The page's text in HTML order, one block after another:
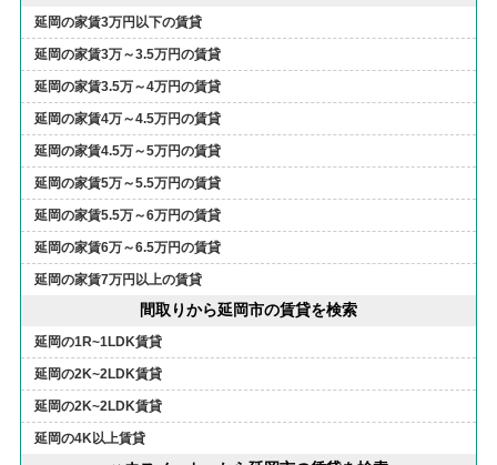
延岡の家賃3万円以下の賃貸
延岡の家賃3万～3.5万円の賃貸
延岡の家賃3.5万～4万円の賃貸
延岡の家賃4万～4.5万円の賃貸
延岡の家賃4.5万～5万円の賃貸
延岡の家賃5万～5.5万円の賃貸
延岡の家賃5.5万～6万円の賃貸
延岡の家賃6万～6.5万円の賃貸
延岡の家賃7万円以上の賃貸
間取りから延岡市の賃貸を検索
延岡の1R~1LDK賃貸
延岡の2K~2LDK賃貸
延岡の2K~2LDK賃貸
延岡の4K以上賃貸